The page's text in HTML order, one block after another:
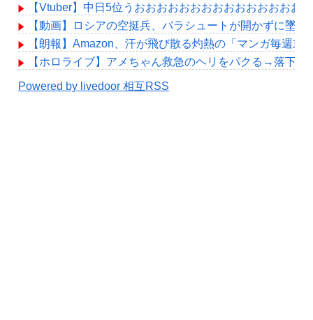
【Vtuber】中日5位うおおおおおおおおおおおおおおお
【動画】ロシアの空挺兵、パラシュートが開かずに墜落
【朗報】Amazon、汗が飛び散る灼熱の「マンガ毎週末
【ホロライブ】アメちゃん救急のヘリをパクる→落下【
Powered by livedoor 相互RSS